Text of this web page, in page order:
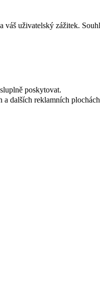
uživatelský zážitek.
poskytovat.
a dalších reklamních